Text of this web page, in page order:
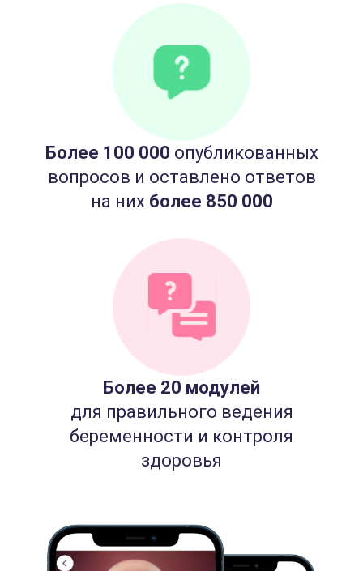
Более 100 000 опубликованных
вопросов и оставлено ответов
на них более 850 000
Более 20 модулей
для правильного ведения
беременности и контроля
здоровья